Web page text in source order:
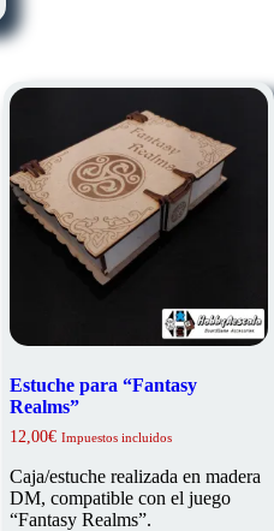
Estuche para “Fantasy
Realms”
12,00€ Impuestos incluidos
Caja/estuche realizada en madera
DM, compatible con el juego
“Fantasy Realms”.